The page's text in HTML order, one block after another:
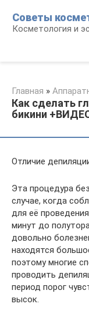
контенту
Советы
Косметология и
Главная »
Как сделать
бикини
Отличие
Эта процедура
случае, когда
для её
минут до
довольно
находятся
поэтому многие
проводить
период порог
высок.